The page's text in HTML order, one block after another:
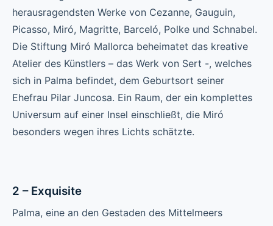
herausragendsten Werke von Cezanne, Gauguin,
Picasso, Miró, Magritte, Barceló, Polke und Schnabel.
Die Stiftung Miró Mallorca beheimatet das kreative
Atelier des Künstlers – das Werk von Sert -, welches
sich in Palma befindet, dem Geburtsort seiner
Ehefrau Pilar Juncosa. Ein Raum, der ein komplettes
Universum auf einer Insel einschließt, die Miró
besonders wegen ihres Lichts schätzte.
2 – Exquisite
Palma, eine an den Gestaden des Mittelmeers